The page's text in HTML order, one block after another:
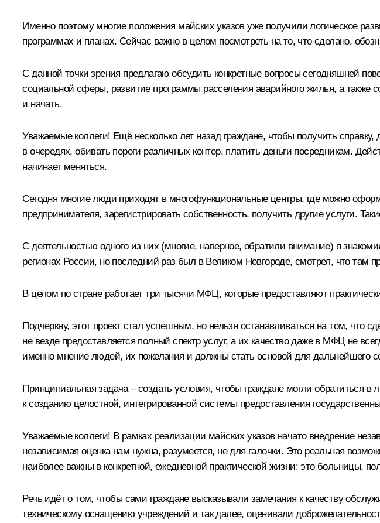
Именно поэтому многие положения майских указов уже получили логическое
программах и планах. Сейчас важно в целом посмотреть на то, что сделано,
С данной точки зрения предлагаю обсудить конкретные вопросы сегодняшней
социальной сферы, развитие программы расселения аварийного жилья, а
и начать.
Уважаемые коллеги! Ещё несколько лет назад граждане, чтобы получить
в очередях, обивать пороги различных контор, платить деньги посредникам.
начинает меняться.
Сегодня многие люди приходят в многофункциональные центры, где можно
предпринимателя, зарегистрировать собственность, получить другие услуги.
С деятельностью одного из них (многие, наверное, обратили внимание) я
регионах России, но последний раз был в Великом Новгороде, смотрел, что там
В целом по стране работает три тысячи МФЦ, которые предоставляют
Подчеркну, этот проект стал успешным, но нельзя останавливаться на том, что
не везде предоставляется полный спектр услуг, а их качество даже в МФЦ не
именно мнение людей, их пожелания и должны стать основой для дальнейшего
Принципиальная задача – создать условия, чтобы граждане могли
к созданию целостной, интегрированной системы предоставления
Уважаемые коллеги! В рамках реализации майских указов начато внедрение
независимая оценка нам нужна, разумеется, не для галочки. Это реальная
наиболее важны в конкретной, ежедневной практической жизни: это больницы,
Речь идёт о том, чтобы сами граждане высказывали замечания к качеству
техническому оснащению учреждений и так далее, оценивали